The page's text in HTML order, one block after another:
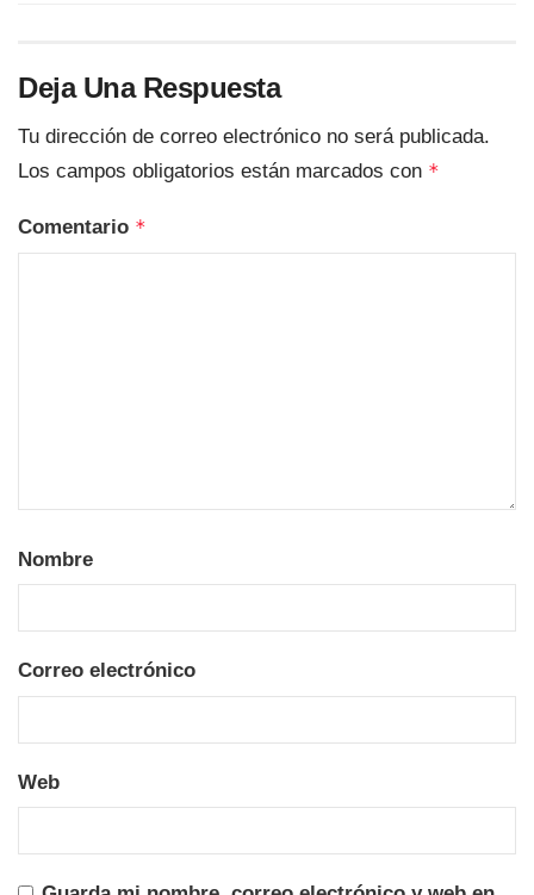
Deja Una Respuesta
Tu dirección de correo electrónico no será publicada.
Los campos obligatorios están marcados con *
Comentario *
Nombre
Correo electrónico
Web